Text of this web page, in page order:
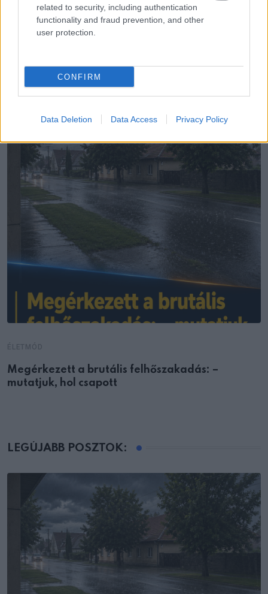
related to security, including authentication
functionality and fraud prevention, and other
user protection.
CONFIRM
Data Deletion Data Access Privacy Policy
patakba ugrott, hogy megmentse fuldokló
unokáját – nyugodjék békében
További bejegyzések
Megérkezett a brutális felhőszakadás: –
mutatjuk, hol csapott
LEGÚJABB POSZTOK: